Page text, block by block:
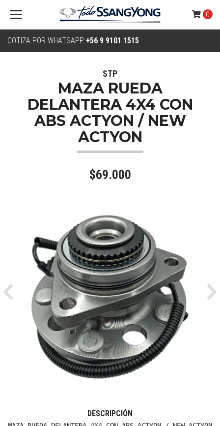
COTIZA POR WHATSAPP +56 9 9101 1515
0
STP
MAZA RUEDA
DELANTERA 4X4 CON
ABS ACTYON / NEW
ACTYON
$69.000
Previous
DESCRIPCIÓN